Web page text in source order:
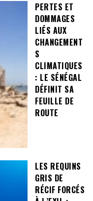
PERTES ET
DOMMAGES
LIÉS AUX
CHANGEMENT
S
CLIMATIQUES
: LE SÉNÉGAL
DÉFINIT SA
FEUILLE DE
ROUTE
LES REQUINS
GRIS DE
RÉCIF FORCÉS